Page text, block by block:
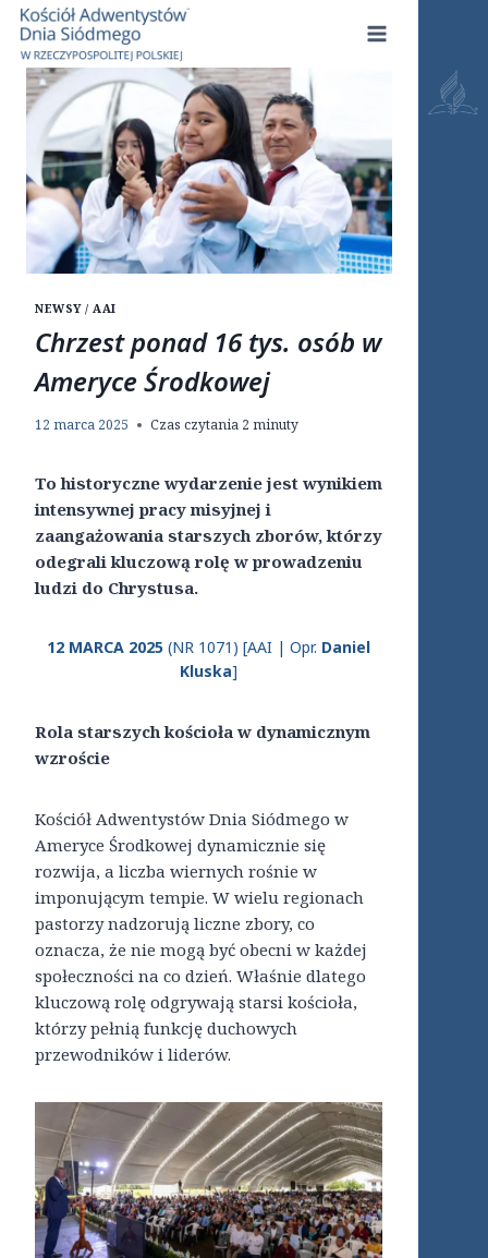
Przejdź
treści
NEWSY / AAI
Chrzest ponad 16 tys. osób w
Ameryce Środkowej
12 marca 2025 Czas czytania 2 minuty
To historyczne wydarzenie jest wynikiem
intensywnej pracy misyjnej i
zaangażowania starszych zborów, którzy
odegrali kluczową rolę w prowadzeniu
ludzi do Chrystusa.
12 MARCA 2025 (NR 1071) [AAI | Opr. Daniel
Kluska]
Rola starszych kościoła w dynamicznym
wzroście
Kościół Adwentystów Dnia Siódmego w
Ameryce Środkowej dynamicznie się
rozwija, a liczba wiernych rośnie w
imponującym tempie. W wielu regionach
pastorzy nadzorują liczne zbory, co
oznacza, że nie mogą być obecni w każdej
społeczności na co dzień. Właśnie dlatego
kluczową rolę odgrywają starsi kościoła,
którzy pełnią funkcję duchowych
przewodników i liderów.